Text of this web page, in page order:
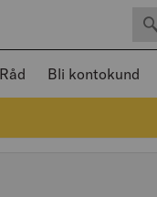
med
Bli kontokund